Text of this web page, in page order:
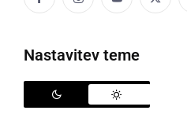
Nastavitev teme
Gospodarstvo
Narava
Zanimivosti